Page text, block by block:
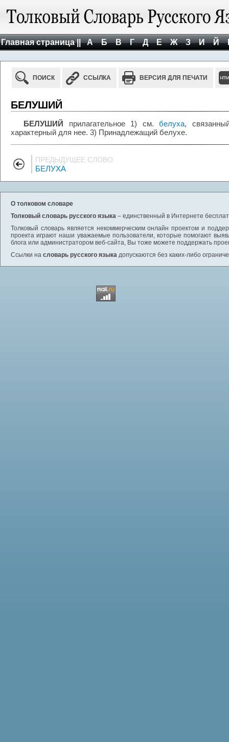
Главная страница || А Б В Г Д Е Ж З И Й
ПОИСК ССЫЛКА ВЕРСИЯ ДЛЯ ПЕЧАТИ
БЕЛУШИЙ
БЕЛУШИЙ прилагательное 1) см.белуха,
характерный для нее. 3) Принадлежащий белухе.
ПРЕДЫДУЩЕЕ СЛОВО
БЕЛУХА
О толковом словаре
Толковый словарь русского языка – единственный в Интернете
Толковый словарь является некоммерческим онлайн проектом и
проекта играют наши уважаемые пользователи, которые помогают
блога или администратором веб-сайта, Вы тоже можете поддержать
Ссылки на словарь русского языка допускаются без каких-либо